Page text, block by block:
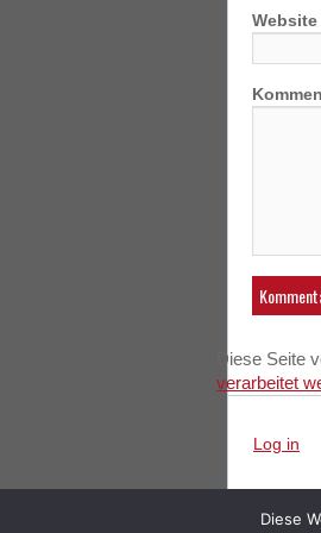
Website
Diese Seite
verarbeitet
Log in
Diese